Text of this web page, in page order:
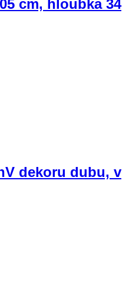
cm, hloubka 34
V dekoru dubu, v